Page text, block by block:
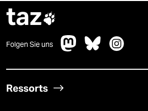
taz
Folgen Sie uns
Ressorts